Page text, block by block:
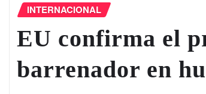
INTERNACIONAL
EU confirma el
barrenador en